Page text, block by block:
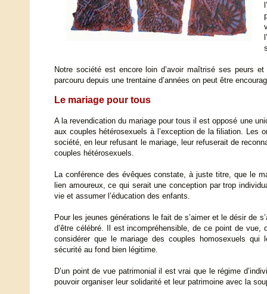
Notre société est encore loin d’avoir maîtrisé ses peurs
parcouru depuis une trentaine d’années on peut être
Le mariage pour tous
A la revendication du mariage pour tous il est opposé une
aux couples hétérosexuels à l’exception de la filiation. Les
société, en leur refusant le mariage, leur refuserait de
couples hétérosexuels.
La conférence des évêques constate, à juste titre, que le
lien amoureux, ce qui serait une conception par trop
vie et assumer l’éducation des enfants.
Pour les jeunes générations le fait de s’aimer et le désir de
d’être célébré. Il est incompréhensible, de ce point de
considérer que le mariage des couples homosexuels qui
sécurité au fond bien légitime.
D’un point de vue patrimonial il est vrai que le régime
pouvoir organiser leur solidarité et leur patrimoine avec la